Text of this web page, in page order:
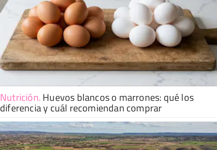
Nutrición.Huevos blancos o marrones: qué los
diferencia y cuál recomiendan comprar